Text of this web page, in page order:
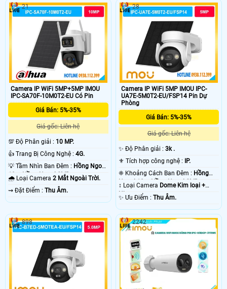
Camera IP WiFi 5MP+5MP IMOU
IPC-SA70F-10M0T2-EU Có Pin
Giá Bán: 5%-35%
Giá gốc: Liên hệ
💯 Độ Phân giải : 10 MP.
👍 Trang Bị Công Nghệ : 4G.
💡 Tầm Nhìn Ban Đêm : Hồng Ngoại
10m Hồng Ngoại SMD.
🌧️ Loại Camera 2 Mắt Ngoài Trời.
️⇝ Đặt Điểm : Thu Âm.
21
Camera IP WiFi 5MP IMOU IPC-
UA7E-5M0T2-EU/FSP14 Pin Dự
Phòng
Giá Bán: 5%-35%
Giá gốc: Liên hệ
✨ Độ Phân giải :3k .
⚜️ Tích hợp công nghệ :
IP.
❈ Khoảng Cách Ban Đêm : Hồng
Ngoại 10m Hồng Ngoại SMD.
↕️ Loại Camera Dome Kim loại +
Nhựa.
️✨ Ưu Điểm :Thu Âm.
28
898 2242